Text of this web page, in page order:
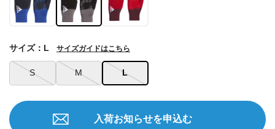
S M L
サイズ：L サイズガイドはこちら
入荷お知らせを申込む